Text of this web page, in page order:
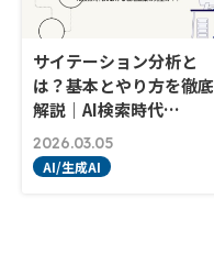
サイテーション分析と
は？基本とやり方を徹底
解説｜AI検索時代…
2026.03.05
AI/生成AI